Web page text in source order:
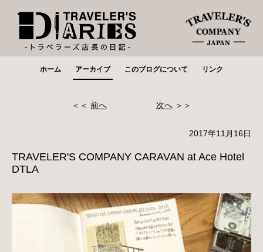
ホーム アーカイブ このブログについて リンク
＜＜ 前へ 次へ ＞＞
2017年11月16日
TRAVELER'S COMPANY CARAVAN at Ace Hotel
DTLA